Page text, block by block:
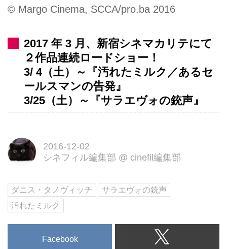
© Margo Cinema, SCCA/pro.ba 2016
2017 年 3 月、新宿シネマカリテにて
２作品連続ロードショー！
3/ 4（土）～『汚れたミルク／あるセ
ールスマンの告発』
3/25（土）～『サラエヴォの銃声』
2016-12-02
シネフィル編集部 @ cinefil編集部
ダニス・タノヴィッチ
サラエヴォの銃声
汚れたミルク
Facebook